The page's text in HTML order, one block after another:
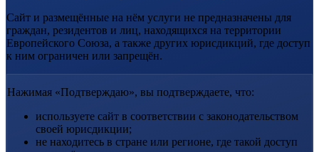
Сайт и размещённые на нём услуги не предназначены для
граждан, резидентов и лиц, находящихся на территории
Европейского Союза, а также других юрисдикций, где доступ
к ним ограничен или запрещён.
Нажимая «Подтверждаю», вы подтверждаете, что:
используете сайт в соответствии с законодательством
своей юрисдикции;
не находитесь в стране или регионе, где такой доступ